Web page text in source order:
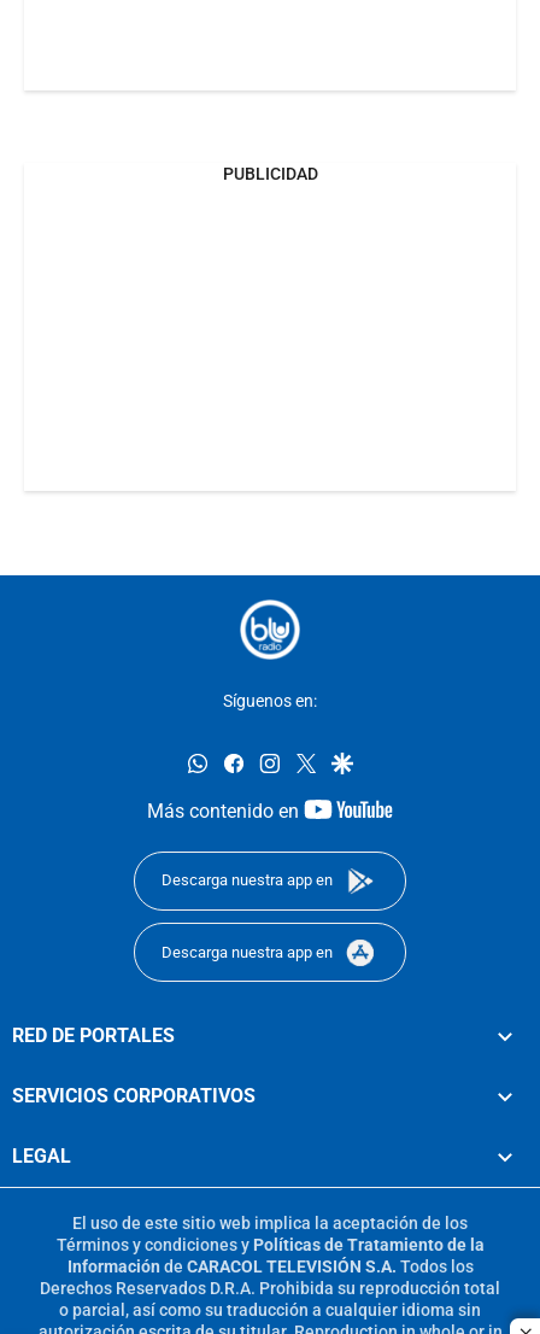
PUBLICIDAD
Síguenos en:
whatsappfacebookinstagram
twittergoogle
Más contenido en
youtube-
Descarga nuestra app en
Descarga nuestra app en
RED DE PORTALES
SERVICIOS CORPORATIVOS
LEGAL
El uso de este sitio web implica la aceptación de los
Términos y condicionesy Políticas de Tratamiento de la
Información de CARACOL TELEVISIÓN S.A. Todos los
Derechos Reservados D.R.A. Prohibida su reproducción total
o parcial, así como su traducción a cualquier idioma sin